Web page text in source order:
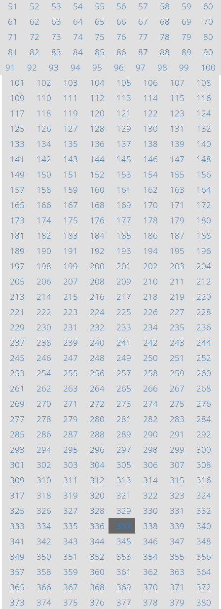
51
52 53 54 55 56 57 58 59
60
61
62 63 64 65 66 67 68 69
70
71
72 73 74 75 76 77 78 79
80
81
82 83 84 85 86 87 88 89
90
91
92 93 94 95 96 97 98 99
100
101
102 103 104 105 106 107
108
109
110 111 112 113 114 115
116
117
118 119 120 121 122 123
124
125
126 127 128 129 130 131
132
133
134 135 136 137 138 139
140
141
142 143 144 145 146 147
148
149
150 151 152 153 154 155
156
157
158 159 160 161 162 163
164
165
166 167 168 169 170 171
172
173
174 175 176 177 178 179
180
181
182 183 184 185 186 187
188
189
190 191 192 193 194 195
196
197
198 199 200 201 202 203
204
205
206 207 208 209 210 211
212
213
214 215 216 217 218 219
220
221
222 223 224 225 226 227
228
229
230 231 232 233 234 235
236
237
238 239 240 241 242 243
244
245
246 247 248 249 250 251
252
253
254 255 256 257 258 259
260
261
262 263 264 265 266 267
268
269
270 271 272 273 274 275
276
277
278 279 280 281 282 283
284
285
286 287 288 289 290 291
292
293
294 295 296 297 298 299
300
301
302 303 304 305 306 307
308
309
310 311 312 313 314 315
316
317
318 319 320 321 322 323
324
325
326 327 328 329 330 331
332
333
334 335 336 337 338 339
340
341
342 343 344 345 346 347
348
349
350 351 352 353 354 355
356
357
358 359 360 361 362 363
364
365
366 367 368 369 370 371
372
373
374 375 376 377 378 379 380